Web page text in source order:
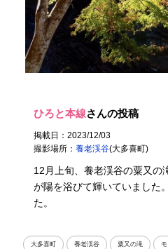
ひろと本線さんの投稿
掲載日：2023/12/03
撮影場所：養老渓谷(大多喜町)
12月上旬、養老渓谷の粟又の
が陽を浴びて輝いていました
た。
大多喜町 養老渓谷 粟又の滝